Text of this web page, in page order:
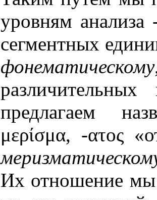
уровням
сегментных
фонематическому
предлагаем
μερίσμα, -ατος
Их отношение мы